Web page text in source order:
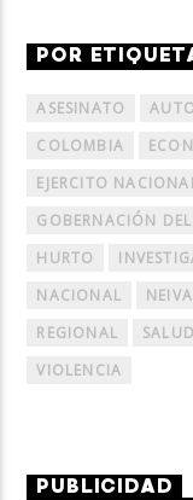
POR
ASESINATO
COLOMBIA
EJERCITO
GOBERNACIÓN
HURTO
NACIONAL
NEIVA
REGIONAL
SALUD
VIOLENCIA
PUBLICIDAD